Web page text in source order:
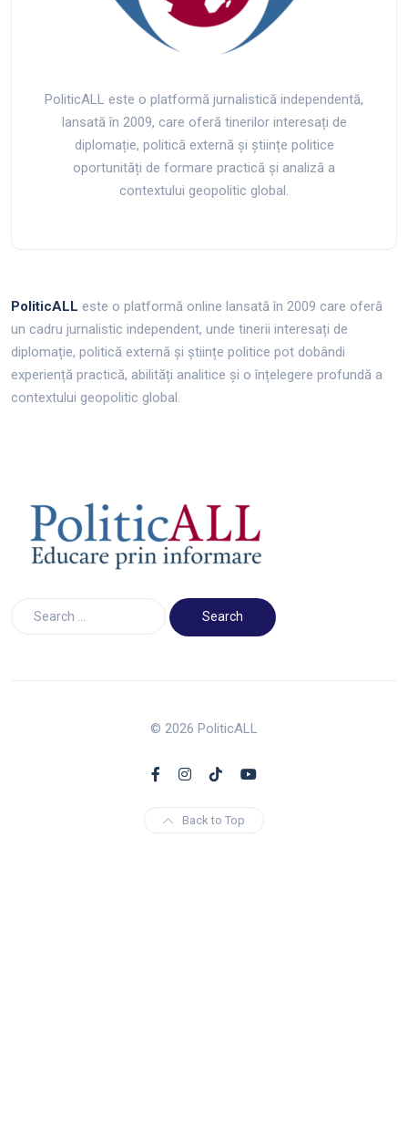
PoliticALL este o platformă jurnalistică independentă,
lansată în 2009, care oferă tinerilor interesați de
diplomație, politică externă și științe politice
oportunități de formare practică și analiză a
contextului geopolitic global.
PoliticALL este o platformă online lansată în 2009 care oferă
un cadru jurnalistic independent, unde tinerii interesați de
diplomație, politică externă și științe politice pot dobândi
experiență practică, abilități analitice și o înțelegere profundă a
contextului geopolitic global.
© 2026 PoliticALL
Back to Top